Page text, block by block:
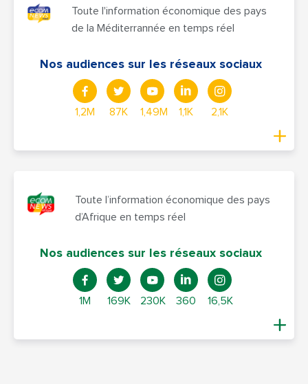
Toute l'information économique des pays
de la Méditerrannée en temps réel
Nos audiences sur les réseaux sociaux
1,2M 87K 1,49M 1,1K 2,1K
Toute l’information économique des pays
d’Afrique en temps réel
Nos audiences sur les réseaux sociaux
1M 169K 230K 360 16,5K